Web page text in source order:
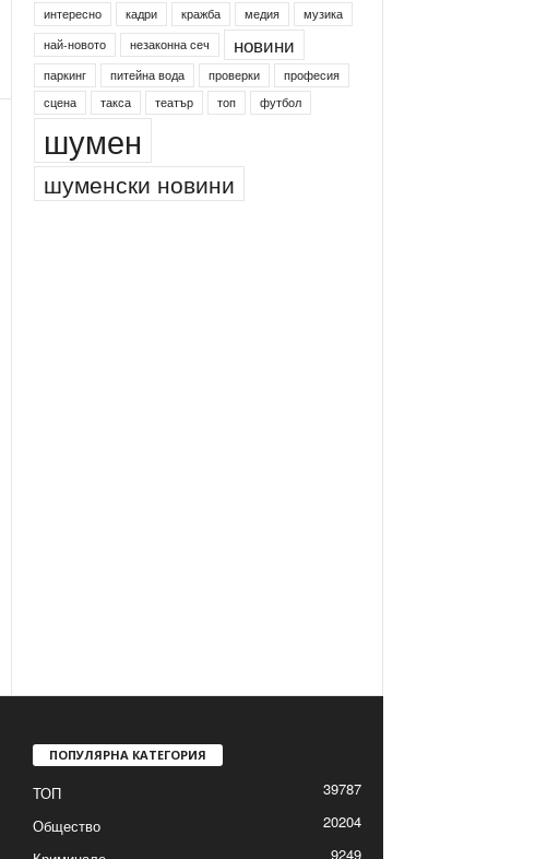
интересно кадри кражба медия
музика
най-новото
незаконна сеч новини
паркинг питейна вода проверки
професия
сцена
такса театър топ футбол
шумен
шуменски новини
ПОПУЛЯРНА КАТЕГОРИЯ
ТОП
39787
Общество
20204
9249